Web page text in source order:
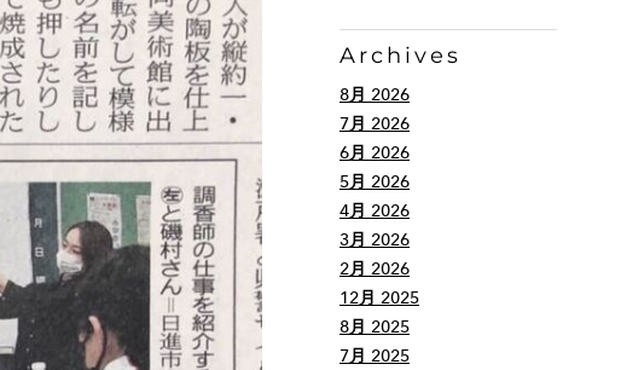
Archives
8月 2026
7月 2026
6月 2026
5月 2026
4月 2026
3月 2026
2月 2026
12月 2025
8月 2025
7月 2025